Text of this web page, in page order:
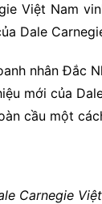
Việt Nam
Dale
nhân Đắc
mới của
cầu một
Carnegie